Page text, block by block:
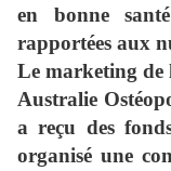
en bonne
rapportées aux
Le marketing de
Australie
a reçu des
organisé une